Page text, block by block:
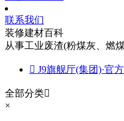
联系我们
装修建材百科
从事工业废渣(粉煤灰、燃
 J9旗舰厅(集团)·官
全部分类
×